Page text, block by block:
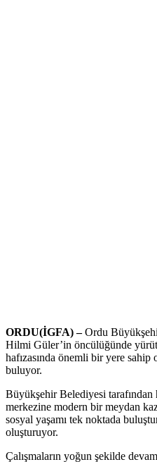
ORDU(İGFA) –Ordu
Hilmi Güler’in öncülüğünde
hafızasında önemli bir yere
buluyor.
Büyükşehir Belediyesi
merkezine modern bir meydan
sosyal yaşamı tek noktada
oluşturuyor.
Çalışmaların yoğun şekilde